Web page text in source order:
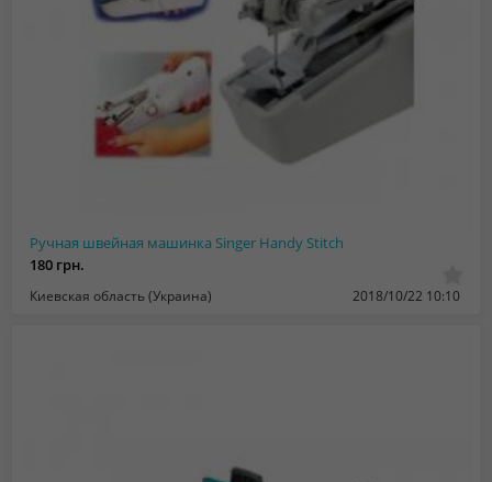
Ручная швейная машинка Singer Handy Stitch
180 грн.
Киевская область (Украина) 2018/10/22 10:10